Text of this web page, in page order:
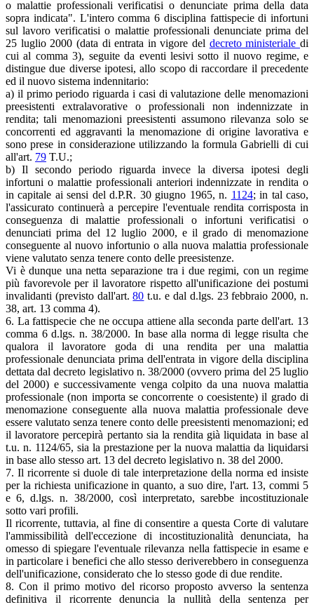
o malattie professionali verificatisi o denunciate prima della data
sopra indicata". L'intero comma 6 disciplina fattispecie di infortuni
sul lavoro verificatisi o malattie professionali denunciate prima del
25 luglio 2000 (data di entrata in vigore del decreto ministerialedi
cui al comma 3), seguite da eventi lesivi sotto il nuovo regime, e
distingue due diverse ipotesi, allo scopo di raccordare il precedente
ed il nuovo sistema indennitario:
a) il primo periodo riguarda i casi di valutazione delle menomazioni
preesistenti extralavorative o professionali non indennizzate in
rendita; tali menomazioni preesistenti assumono rilevanza solo se
concorrenti ed aggravanti la menomazione di origine lavorativa e
sono prese in considerazione utilizzando la formula Gabrielli di cui
all'art. 79 T.U.;
b) Il secondo periodo riguarda invece la diversa ipotesi degli
infortuni o malattie professionali anteriori indennizzate in rendita o
in capitale ai sensi del d.P.R. 30 giugno 1965, n. 1124; in tal caso,
l'assicurato continuerà a percepire l'eventuale rendita corrisposta in
conseguenza di malattie professionali o infortuni verificatisi o
denunciati prima del 12 luglio 2000, e il grado di menomazione
conseguente al nuovo infortunio o alla nuova malattia professionale
viene valutato senza tenere conto delle preesistenze.
Vi è dunque una netta separazione tra i due regimi, con un regime
più favorevole per il lavoratore rispetto all'unificazione dei postumi
invalidanti (previsto dall'art.80 t.u. e dal d.lgs. 23 febbraio 2000, n.
38, art. 13 comma 4).
6. La fattispecie che ne occupa attiene alla seconda parte dell'art. 13
comma 6 d.lgs. n. 38/2000. In base alla norma di legge risulta che
qualora il lavoratore goda di una rendita per una malattia
professionale denunciata prima dell'entrata in vigore della disciplina
dettata dal decreto legislativo n. 38/2000 (ovvero prima del 25 luglio
del 2000) e successivamente venga colpito da una nuova malattia
professionale (non importa se concorrente o coesistente) il grado di
menomazione conseguente alla nuova malattia professionale deve
essere valutato senza tenere conto delle preesistenti menomazioni; ed
il lavoratore percepirà pertanto sia la rendita già liquidata in base al
t.u. n. 1124/65, sia la prestazione per la nuova malattia da liquidarsi
in base allo stesso art. 13 del decreto legislativo n. 38 del 2000.
7. Il ricorrente si duole di tale interpretazione della norma ed insiste
per la richiesta unificazione in quanto, a suo dire, l'art. 13, commi 5
e 6, d.lgs. n. 38/2000, così interpretato, sarebbe incostituzionale
sotto vari profili.
Il ricorrente, tuttavia, al fine di consentire a questa Corte di valutare
l'ammissibilità dell'eccezione di incostituzionalità denunciata, ha
omesso di spiegare l'eventuale rilevanza nella fattispecie in esame e
in particolare i benefici che allo stesso deriverebbero in conseguenza
dell'unificazione, considerato che lo stesso gode di due rendite.
8. Con il primo motivo del ricorso proposto avverso la sentenza
definitiva il ricorrente denuncia la nullità della sentenza per